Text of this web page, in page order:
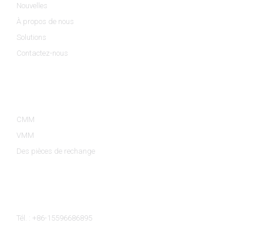
Nouvelles
À propos de nous
Solutions
Contactez-nous
CMM
VMM
Des pièces de rechange
Tél. : +86-15596686895